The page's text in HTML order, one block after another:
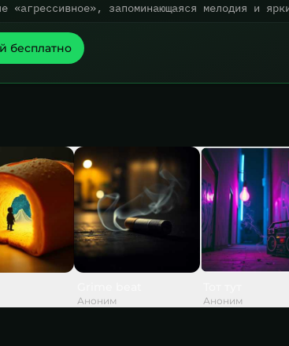
«агрессивное», запоминающаяся мелодия и
бесплатно
Аноним Аноним